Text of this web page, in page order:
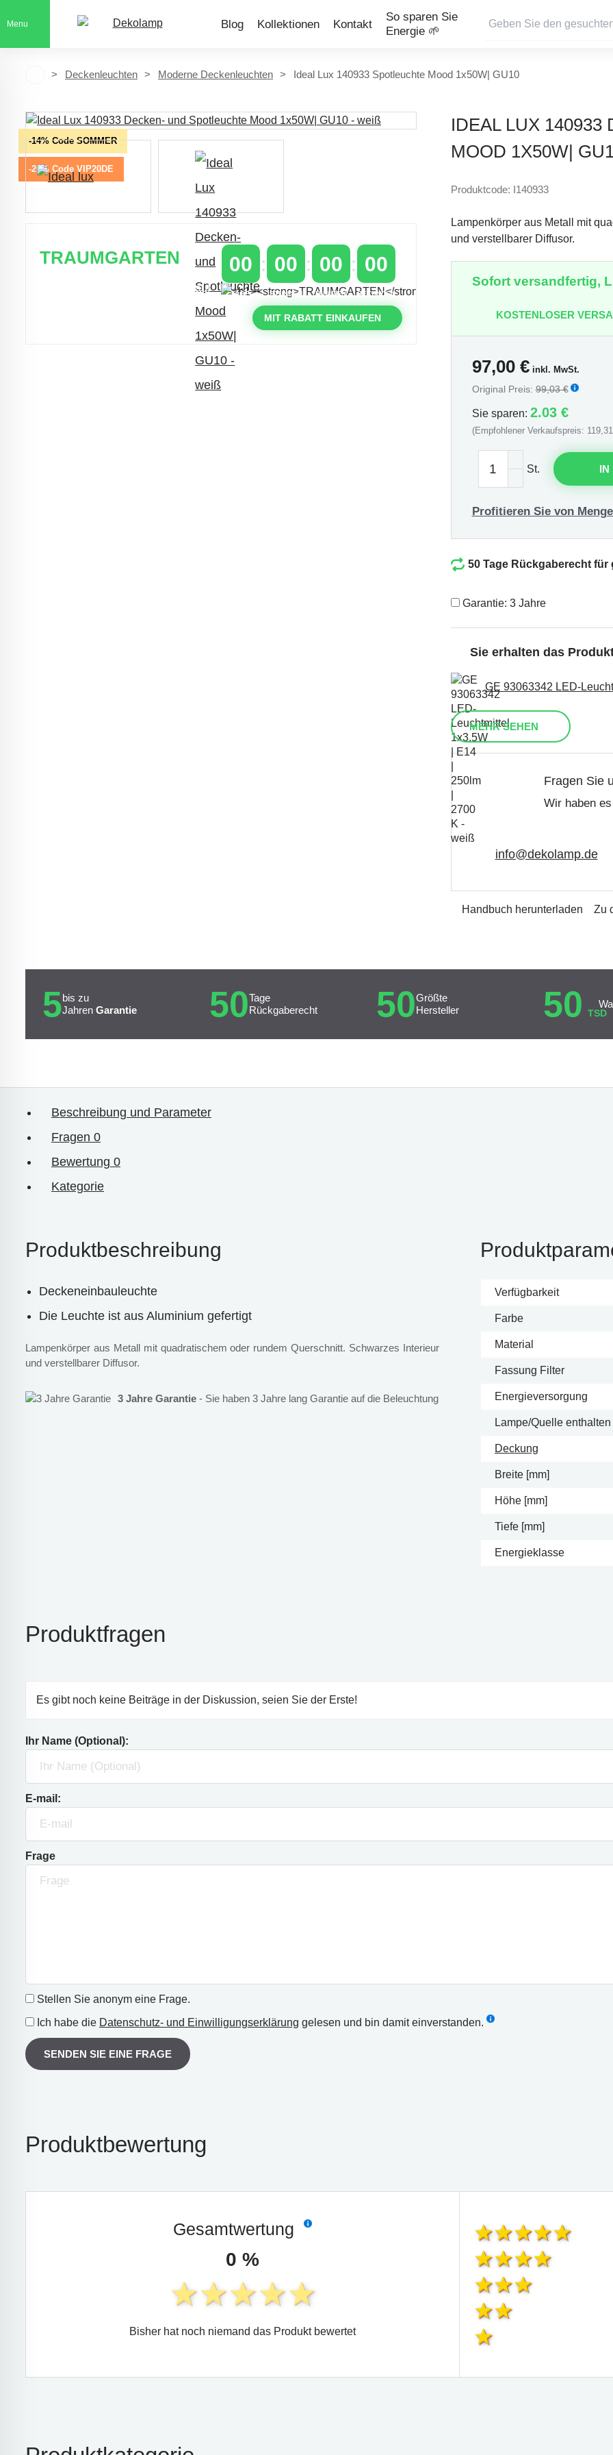
Menu Blog Kollektionen Kontakt
So sparen Sie
Energie 🌱
Deckenleuchten Moderne Deckenleuchten Ideal Lux 140933 Spotleuchte Mood 1x50W| GU10
IDEAL LUX 140933
MOOD 1X50W|
-14% Code SOMMER
-20% Code VIP20DE
TRAUMGARTEN
Zeitlich begrenzter 20 % Rabatt auf
00
TAGE
00
STUNDEN
00
MINUTEN
00
SEKUNDEN
MIT RABATT EINKAUFEN
Produktcode: I140933
Lampenkörper aus Metall mit
und verstellbarer Diffusor.
Sofort versandfertig,
KOSTENLOSER
97,00€inkl. MwSt.
Original Preis:99,03 €
Sie sparen: 2.03 €
(Empfohlener Verkaufspreis:
St. IN
Profitieren Sie von
50 Tage Rückgaberecht für
Garantie: 3 Jahre
Sie erhalten das
GE 93063342 LED-
MEHR SEHEN
Fragen Sie
Wir haben
info@dekolamp.de
Handbuch herunterladen Zu
5bis zu
Jahren Garantie 50Tage
Rückgaberecht
50Größte
Hersteller
50 TSD
Beschreibung und Parameter
Fragen 0
Bewertung 0
Kategorie
Produktbeschreibung
Deckeneinbauleuchte
Die Leuchte ist aus Aluminium gefertigt
Lampenkörper aus Metall mit quadratischem oder rundem Querschnitt. Schwarzes Interieur
und verstellbarer Diffusor.
3 Jahre Garantie - Sie haben 3 Jahre lang Garantie auf die Beleuchtung
Verfügbarkeit
Farbe
Material
Fassung Filter
Energieversorgung
Lampe/Quelle enthalten
Deckung
Breite [mm]
Höhe [mm]
Tiefe [mm]
Energieklasse
Produktfragen
Es gibt noch keine Beiträge in der Diskussion, seien Sie der Erste!
Ihr Name (Optional):
E-mail:
Frage
Stellen Sie anonym eine Frage.
Ich habe die Datenschutz- und Einwilligungserklärung gelesen und bin damit einverstanden.
SENDEN SIE EINE FRAGE
Produktbewertung
Gesamtwertung
0 %
Bisher hat noch niemand das Produkt bewertet